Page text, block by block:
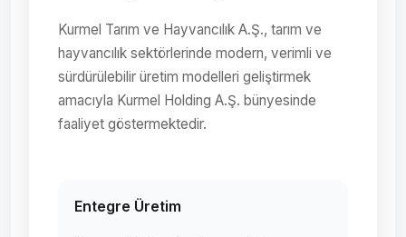
Kurmel Tarım ve Hayvancılık A.Ş., tarım ve
hayvancılık sektörlerinde modern, verimli ve
sürdürülebilir üretim modelleri geliştirmek
amacıyla Kurmel Holding A.Ş. bünyesinde
faaliyet göstermektedir.
Entegre Üretim